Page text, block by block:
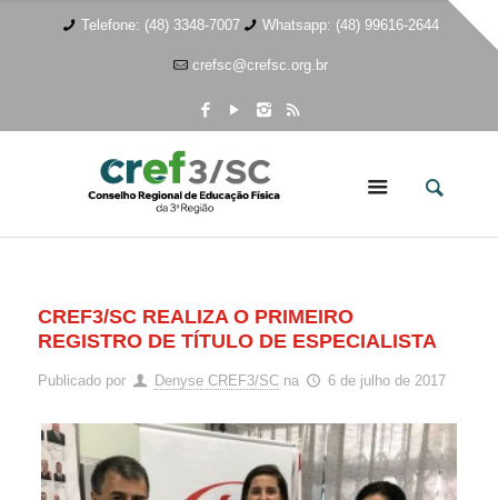
Telefone: (48) 3348-7007 Whatsapp: (48) 99616-2644
crefsc@crefsc.org.br
CREF3/SC REALIZA O PRIMEIRO
REGISTRO DE TÍTULO DE ESPECIALISTA
Publicado por Denyse CREF3/SC na 6 de julho de 2017